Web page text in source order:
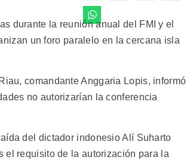
durante la reunión anual del FMI y el
un foro paralelo en la cercana isla
comandante Anggaria Lopis, informó
no autorizarían la conferencia
del dictador indonesio Alí Suharto
el requisito de la autorización para la